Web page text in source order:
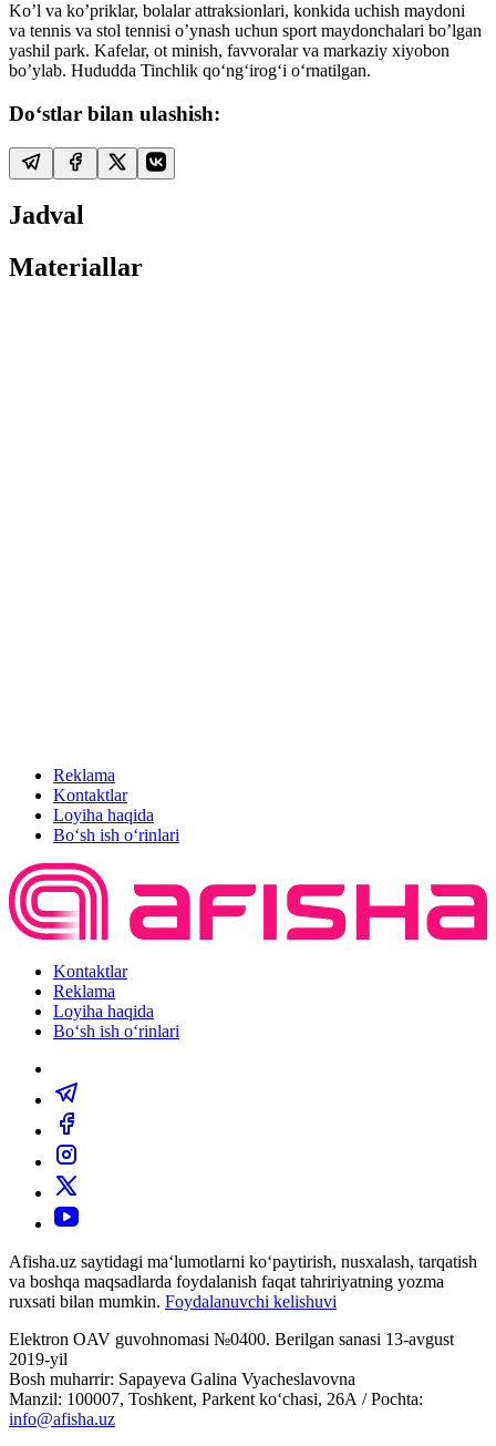
Ko’l va ko’priklar, bolalar attraksionlari, konkida uchish maydoni
va tennis va stol tennisi o’ynash uchun sport maydonchalari bo’lgan
yashil park. Kafelar, ot minish, favvoralar va markaziy xiyobon
bo’ylab. Hududda Tinchlik qoʻngʻirogʻi oʻrnatilgan.
Do‘stlar bilan ulashish:
Jadval
Materiallar
Reklama
Kontaktlar
Loyiha haqida
Bo‘sh ish o‘rinlari
Kontaktlar
Reklama
Loyiha haqida
Bo‘sh ish o‘rinlari
Afisha.uz saytidagi ma‘lumotlarni ko‘paytirish, nusxalash, tarqatish
va boshqa maqsadlarda foydalanish faqat tahririyatning yozma
ruxsati bilan mumkin. Foydalanuvchi kelishuvi
Elektron OAV guvohnomasi №0400. Berilgan sanasi 13-avgust
2019-yil
Bosh muharrir: Sapayeva Galina Vyacheslavovna
Manzil: 100007, Toshkent, Parkent ko‘chasi, 26А / Pochta:
info@afisha.uz